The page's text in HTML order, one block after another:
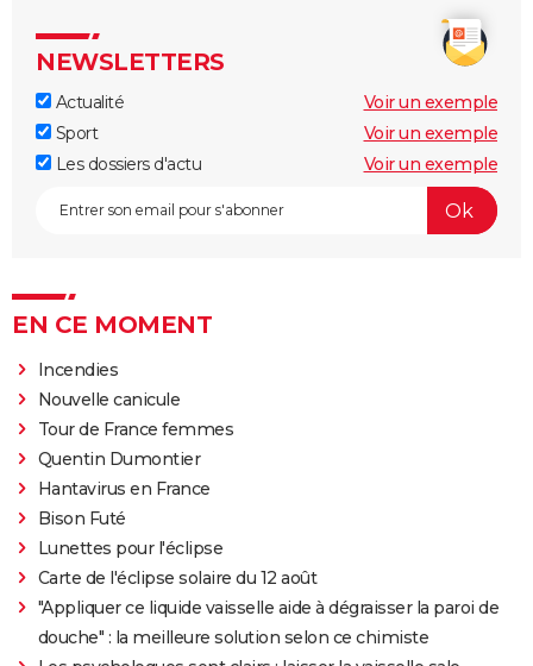
NEWSLETTERS
Actualité
Voir un exemple
Sport
Voir un exemple
Les dossiers d'actu
Voir un exemple
EN CE MOMENT
Incendies
Nouvelle canicule
Tour de France femmes
Quentin Dumontier
Hantavirus en France
Bison Futé
Lunettes pour l'éclipse
Carte de l'éclipse solaire du 12 août
"Appliquer ce liquide vaisselle aide à dégraisser la paroi de
douche" : la meilleure solution selon ce chimiste